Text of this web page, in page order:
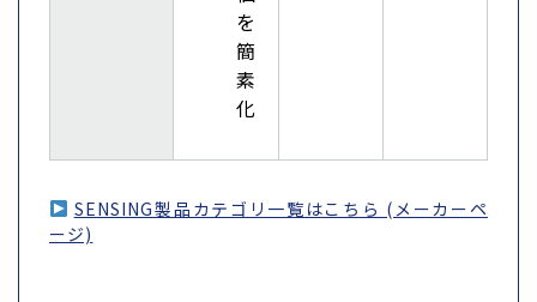
を
簡
素
化
SENSING製品カテゴリ一覧はこちら (メーカーペ
ージ)